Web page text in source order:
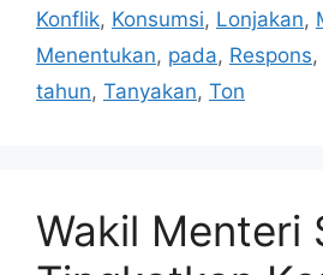
Konflik, Konsumsi, Lonjakan,
Menentukan, pada, Respons,
tahun, Tanyakan, Ton
Wakil Menteri